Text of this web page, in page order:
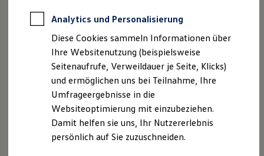
Professional Class bei Volkswagen
Behörden
Direktkunden
Sonderfahrzeuge
Anpfiff zum Gewinn
Elektromobilität
Elektroautos
ID. Tutorials
Elektrofahrzeugkonzepte
ID. EVERY1
Reichweite
blitzschnell gestrafft, um Fahrer und Beifahrer zu
fixieren.
Die Warnblinker werden aktiviert.
Analytics und Personalisierung
Diese Cookies sammeln Informationen über
Ihre Websitenutzung (beispielsweise
Seitenaufrufe, Verweildauer je Seite, Klicks)
und ermöglichen uns bei Teilnahme, Ihre
Umfrageergebnisse in die
Websiteoptimierung mit einzubeziehen.
Damit helfen sie uns, Ihr Nutzererlebnis
persönlich auf Sie zuzuschneiden.